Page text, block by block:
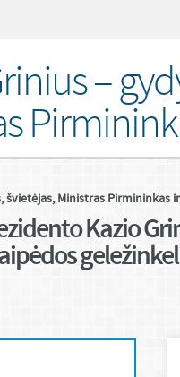
–
švietėjas, Ministras Pirmininkas
Kazio